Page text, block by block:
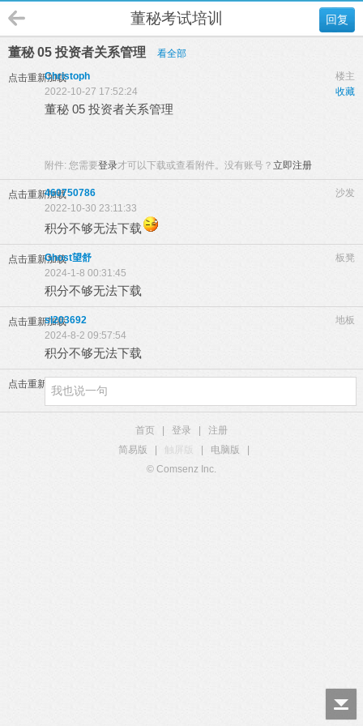
回复
董秘考试培训
董秘 05 投资者关系管理 看全部
点击重新加载 楼主
Christoph
收藏
2022-10-27 17:52:24
董秘 05 投资者关系管理
附件: 您需要登录才可以下载或查看附件。没有账号？ 立即注册
点击重新加载 沙发
460750786
2022-10-30 23:11:33
积分不够无法下载
点击重新加载 板凳
Ghost望舒
2024-1-8 00:31:45
积分不够无法下载
点击重新加载 地板
sl203692
2024-8-2 09:57:54
积分不够无法下载
点击重新加载
首页 登录
注册
简易版
触屏版 电脑版
© Comsenz Inc.